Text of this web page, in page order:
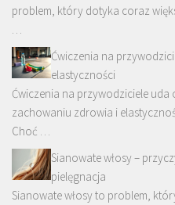
problem, który dotyka coraz
Ćwiczenia na
elastyczności
Ćwiczenia na przywodziciele
zachowaniu zdrowia i
Choć …
Sianowate włosy –
pielęgnacja
Sianowate włosy to problem,